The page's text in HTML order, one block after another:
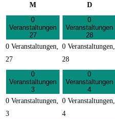
MMontag DDienstag
0
Veranstaltungen
27
0 Veranstaltungen,
27
0
Veranstaltungen
28
0 Veranstaltungen,
28
0
Veranstaltungen
3
0 Veranstaltungen,
3
0
Veranstaltungen
4
0 Veranstaltungen,
4